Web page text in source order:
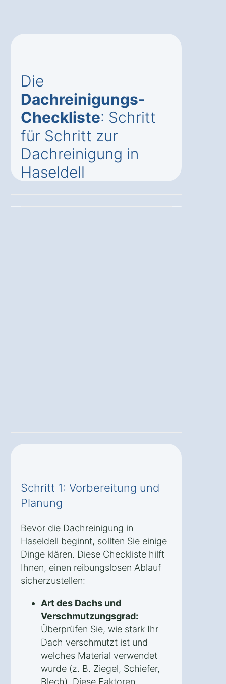
Die
Dachreinigungs-
Checkliste: Schritt
für Schritt zur
Dachreinigung in
Haseldell
Schritt 1: Vorbereitung und
Planung
Bevor die Dachreinigung in
Haseldell beginnt, sollten Sie einige
Dinge klären. Diese Checkliste hilft
Ihnen, einen reibungslosen Ablauf
sicherzustellen:
Art des Dachs und
Verschmutzungsgrad:
Überprüfen Sie, wie stark Ihr
Dach verschmutzt ist und
welches Material verwendet
wurde (z. B. Ziegel, Schiefer,
Blech). Diese Faktoren